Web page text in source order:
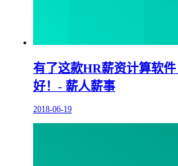
有了这款HR薪资计算软
好！- 薪人薪事
2018-06-19